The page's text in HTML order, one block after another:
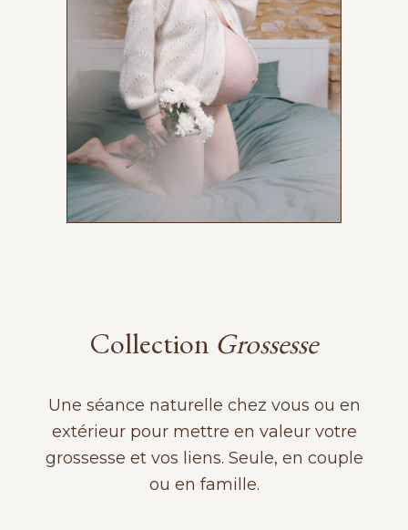
Collection Grossesse
Une séance naturelle chez vous ou en
extérieur pour mettre en valeur votre
grossesse et vos liens. Seule, en couple
ou en famille.